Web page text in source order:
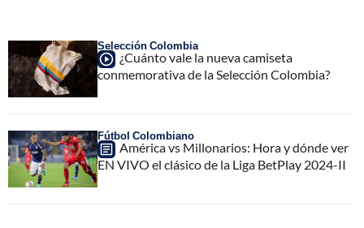
Selección Colombia
¿Cuánto vale la nueva camiseta
conmemorativa de la Selección Colombia?
Fútbol Colombiano
América vs Millonarios: Hora y dónde ver
EN VIVO el clásico de la Liga BetPlay 2024-II